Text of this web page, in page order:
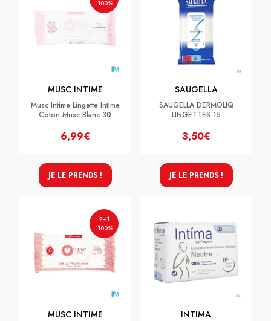
-100%
MUSC INTIME
Musc Intime Lingette Intime
Coton Musc Blanc 30
6,99€
JE LE PRENDS !
SAUGELLA
SAUGELLA DERMOLIQ
LINGETTES 15
3,50€
JE LE PRENDS !
2+1
-100%
MUSC INTIME INTIMA